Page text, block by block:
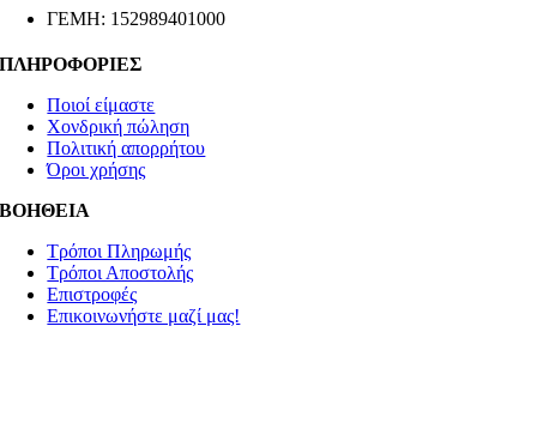
ΓΕΜΗ: 152989401000
ΠΛΗΡΟΦΟΡΙΕΣ
Ποιοί είμαστε
Χονδρική πώληση
Πολιτική απορρήτου
Όροι χρήσης
ΒΟΗΘΕΙΑ
Τρόποι Πληρωμής
Τρόποι Αποστολής
Επιστροφές
Επικοινωνήστε μαζί μας!